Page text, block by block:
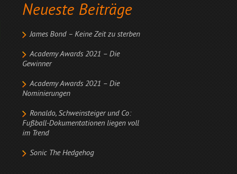
Neueste Beiträge
James Bond – Keine Zeit zu sterben
Academy Awards 2021 – Die
Gewinner
Academy Awards 2021 – Die
Nominierungen
Ronaldo, Schweinsteiger und Co:
Fußball-Dokumentationen liegen voll
im Trend
Sonic The Hedgehog